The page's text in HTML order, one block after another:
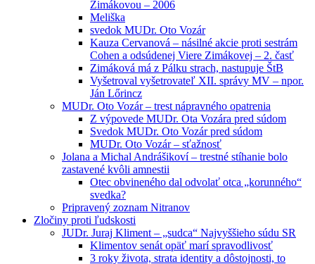
Zimákovou – 2006
Meliška
svedok MUDr. Oto Vozár
Kauza Cervanová – násilné akcie proti sestrám
Cohen a odsúdenej Viere Zimákovej – 2. časť
Zimáková má z Pálku strach, nastupuje ŠtB
Vyšetroval vyšetrovateľ XII. správy MV – npor.
Ján Lőrincz
MUDr. Oto Vozár – trest nápravného opatrenia
Z výpovede MUDr. Ota Vozára pred súdom
Svedok MUDr. Oto Vozár pred súdom
MUDr. Oto Vozár – sťažnosť
Jolana a Michal Andrášikoví – trestné stíhanie bolo
zastavené kvôli amnestii
Otec obvineného dal odvolať otca „korunného“
svedka?
Pripravený zoznam Nitranov
Zločiny proti ľudskosti
JUDr. Juraj Kliment – „sudca“ Najvyššieho súdu SR
Klimentov senát opäť marí spravodlivosť
3 roky života, strata identity a dôstojnosti, to